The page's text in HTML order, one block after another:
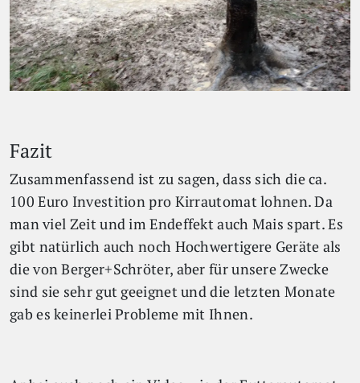
Fazit
Zusammenfassend ist zu sagen, dass sich die ca.
100 Euro Investition pro Kirrautomat lohnen. Da
man viel Zeit und im Endeffekt auch Mais spart. Es
gibt natürlich auch noch Hochwertigere Geräte als
die von Berger+Schröter, aber für unsere Zwecke
sind sie sehr gut geeignet und die letzten Monate
gab es keinerlei Probleme mit Ihnen.